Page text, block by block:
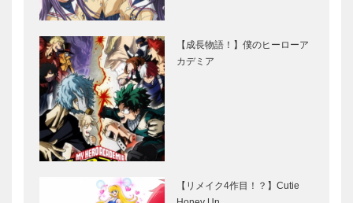
【成長物語！】僕のヒーローア
カデミア
【リメイク4作目！？】Cutie